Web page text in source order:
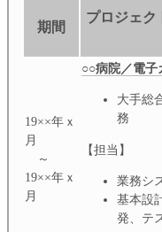
期間
プロジェク
19××年ｘ
月
～
19××年ｘ
月
○○病院／電子
大手総
務
【担当】
業務シ
基本設
発、テ